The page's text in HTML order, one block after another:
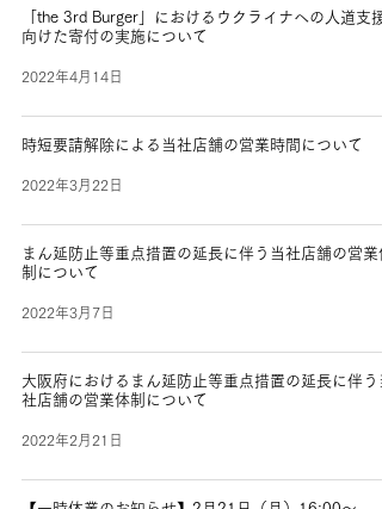
「the 3rd Burger」におけるウクライナへの人道支援
向けた寄付の実施について
2022年4月14日
時短要請解除による当社店舗の営業時間について
2022年3月22日
まん延防止等重点措置の延長に伴う当社店舗の営業
制について
2022年3月7日
大阪府におけるまん延防止等重点措置の延長に伴う
社店舗の営業体制について
2022年2月21日